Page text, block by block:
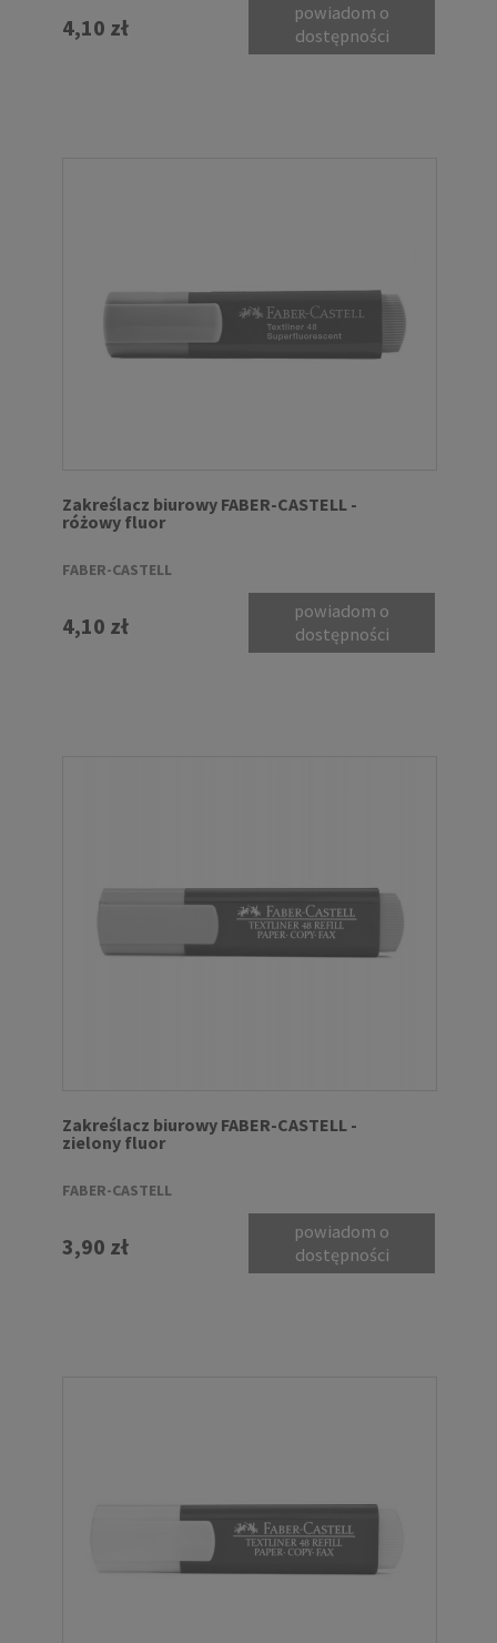
4,10 zł
powiadom o
dostępności
Zakreślacz biurowy FABER-CASTELL -
różowy fluor
FABER-CASTELL
4,10 zł
powiadom o
dostępności
Zakreślacz biurowy FABER-CASTELL -
zielony fluor
FABER-CASTELL
3,90 zł
powiadom o
dostępności